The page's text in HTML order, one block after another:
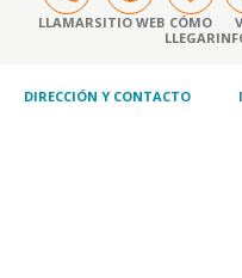
LLAMARSITIO WEB CÓMO
LLEGAR
DIRECCIÓN Y CONTACTO